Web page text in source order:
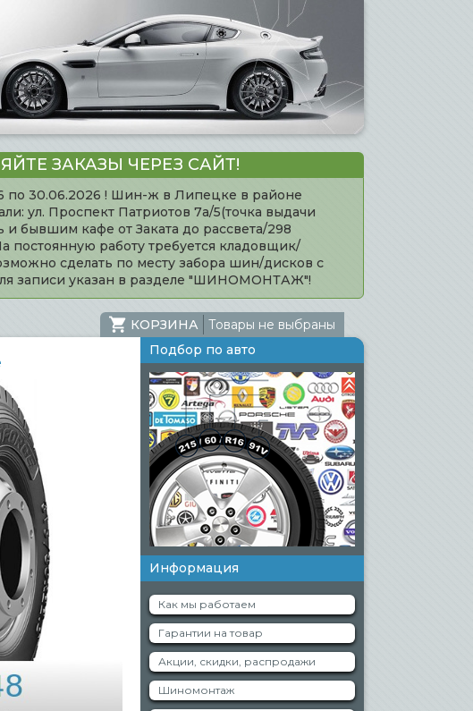
ЗАКАЗЫ ЧЕРЕЗ САЙТ!
по 30.06.2026 ! Шин-ж в Липецке в районе
ул. Проспект Патриотов 7а/5(точка выдачи
кафе от Заката до рассвета/298
работу требуется кладовщик/
сделать по месту забора шин/дисков с
записи указан в разделе "ШИНОМОНТАЖ"!
КОРЗИНА Товары не выбраны
Подбор по авто
Информация
Как мы работаем
Гарантии на товар
Акции, скидки, распродажи
Шиномонтаж